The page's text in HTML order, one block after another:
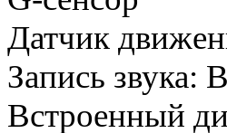
Датчик
Запись звука:
Встроенный